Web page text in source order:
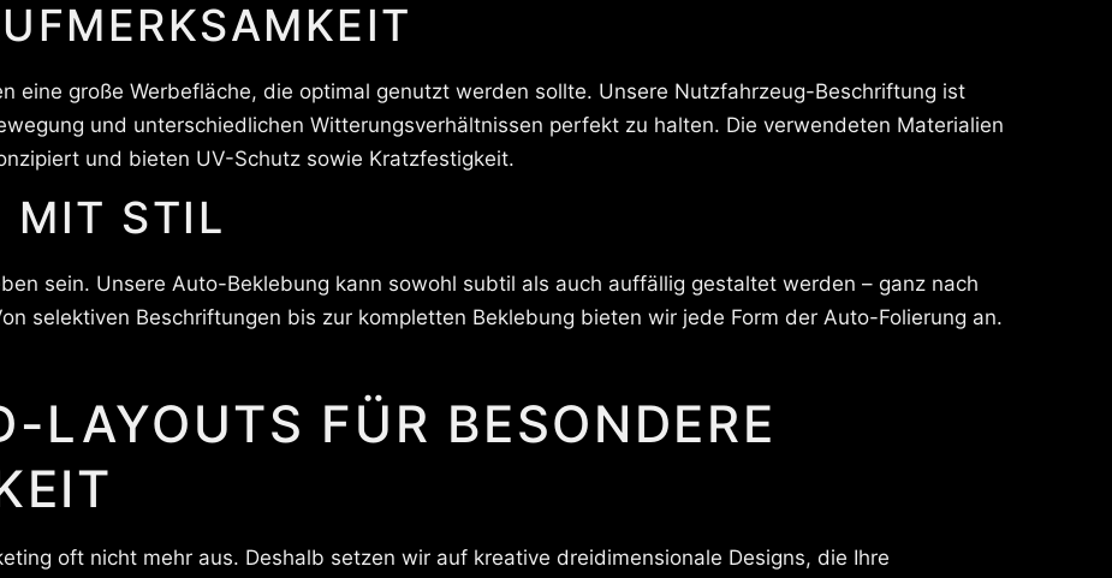
eine große Werbefläche, die optimal genutzt werden sollte. Unsere Nutzfahrzeug-Beschriftung ist
und unterschiedlichen Witterungsverhältnissen perfekt zu halten. Die verwendeten Materialien
und bieten UV-Schutz sowie Kratzfestigkeit.
MIT STIL
sein. Unsere Auto-Beklebung kann sowohl subtil als auch auffällig gestaltet werden – ganz nach
selektiven Beschriftungen bis zur kompletten Beklebung bieten wir jede Form der Auto-Folierung an.
LAYOUTS FÜR BESONDERE
oft nicht mehr aus. Deshalb setzen wir auf kreative dreidimensionale Designs, die Ihre